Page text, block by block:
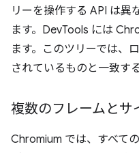
リーを操作する API は異
ます。DevTools には
ます。このツリーでは、
されているものと一致す
複数のフレームとサ
Chromium では、すべて